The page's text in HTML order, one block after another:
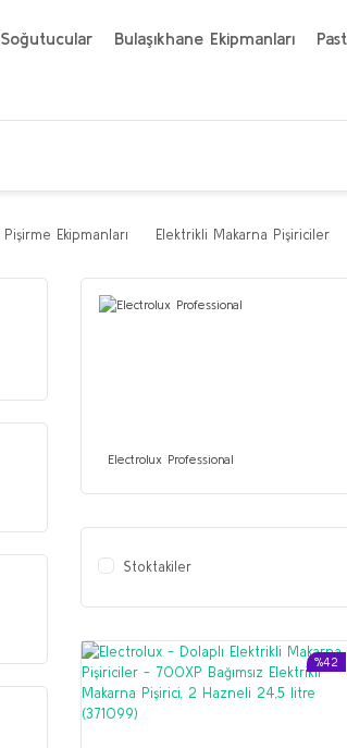
Soğutucular Bulaşıkhane Ekipmanları
Pişirme Ekipmanları Elektrikli Makarna Pişiriciler
Electrolux Professional
Stoktakiler
%42